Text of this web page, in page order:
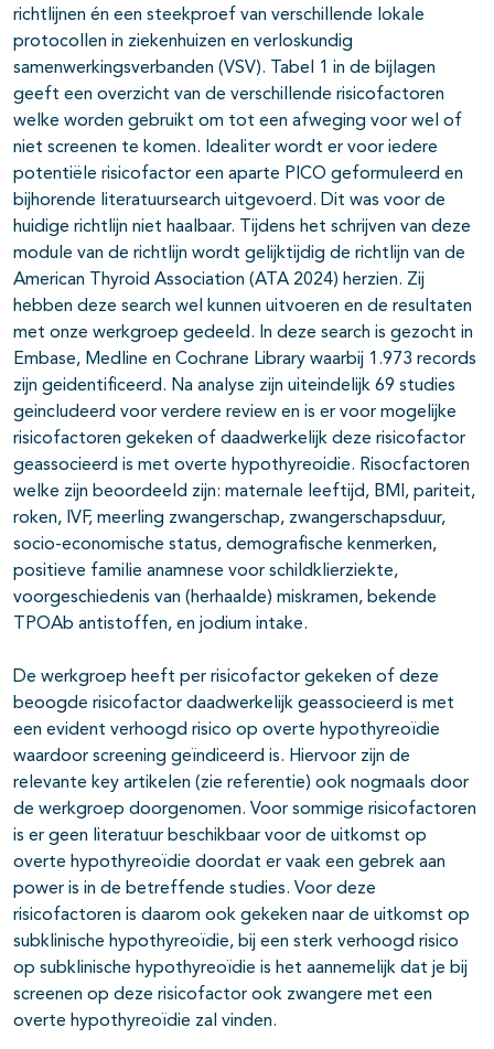
richtlijnen én een steekproef van verschillende lokale
protocollen in ziekenhuizen en verloskundig
samenwerkingsverbanden (VSV). Tabel 1 in de bijlagen
geeft een overzicht van de verschillende risicofactoren
welke worden gebruikt om tot een afweging voor wel of
niet screenen te komen. Idealiter wordt er voor iedere
potentiële risicofactor een aparte PICO geformuleerd en
bijhorende literatuursearch uitgevoerd. Dit was voor de
huidige richtlijn niet haalbaar. Tijdens het schrijven van deze
module van de richtlijn wordt gelijktijdig de richtlijn van de
American Thyroid Association (ATA 2024) herzien. Zij
hebben deze search wel kunnen uitvoeren en de resultaten
met onze werkgroep gedeeld. In deze search is gezocht in
Embase, Medline en Cochrane Library waarbij 1.973 records
zijn geidentificeerd. Na analyse zijn uiteindelijk 69 studies
geincludeerd voor verdere review en is er voor mogelijke
risicofactoren gekeken of daadwerkelijk deze risicofactor
geassocieerd is met overte hypothyreoidie. Risocfactoren
welke zijn beoordeeld zijn: maternale leeftijd, BMI, pariteit,
roken, IVF, meerling zwangerschap, zwangerschapsduur,
socio-economische status, demografische kenmerken,
positieve familie anamnese voor schildklierziekte,
voorgeschiedenis van (herhaalde) miskramen, bekende
TPOAb antistoffen, en jodium intake.
De werkgroep heeft per risicofactor gekeken of deze
beoogde risicofactor daadwerkelijk geassocieerd is met
een evident verhoogd risico op overte hypothyreoïdie
waardoor screening geïndiceerd is. Hiervoor zijn de
relevante key artikelen (zie referentie) ook nogmaals door
de werkgroep doorgenomen. Voor sommige risicofactoren
is er geen literatuur beschikbaar voor de uitkomst op
overte hypothyreoïdie doordat er vaak een gebrek aan
power is in de betreffende studies. Voor deze
risicofactoren is daarom ook gekeken naar de uitkomst op
subklinische hypothyreoïdie, bij een sterk verhoogd risico
op subklinische hypothyreoïdie is het aannemelijk dat je bij
screenen op deze risicofactor ook zwangere met een
overte hypothyreoïdie zal vinden.